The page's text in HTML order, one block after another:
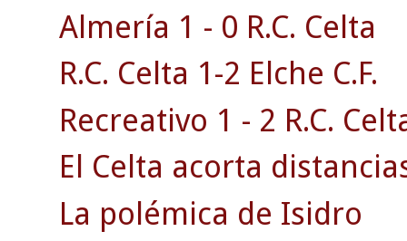
Almería 1 - 0 R.C. Celta
R.C. Celta 1-2 Elche C.F.
Recreativo 1 - 2 R.C.
El Celta acorta
La polémica de Isidro